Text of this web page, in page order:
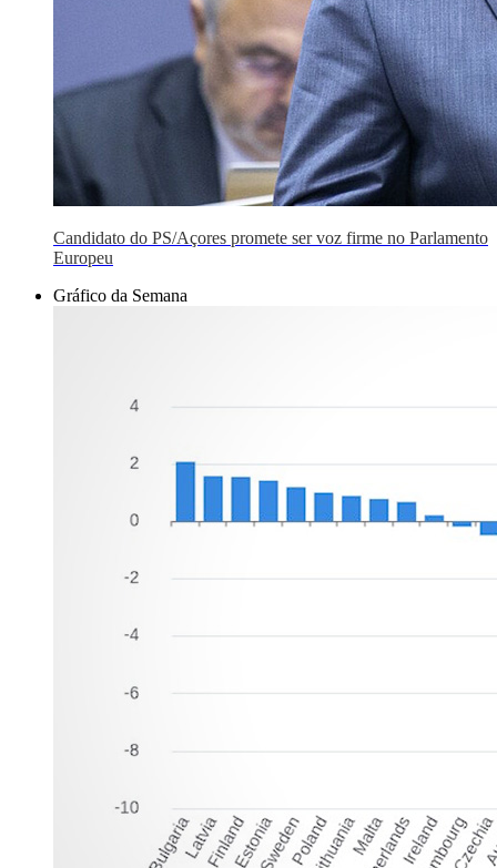
Candidato do PS/Açores promete ser voz firme no Parlamento
Europeu
Gráfico da Semana